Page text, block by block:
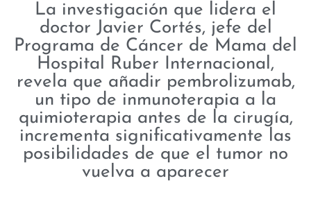
La investigación que lidera el
doctor Javier Cortés, jefe del
Programa de Cáncer de Mama del
Hospital Ruber Internacional,
revela que añadir pembrolizumab,
un tipo de inmunoterapia a la
quimioterapia antes de la cirugía,
incrementa significativamente las
posibilidades de que el tumor no
vuelva a aparecer